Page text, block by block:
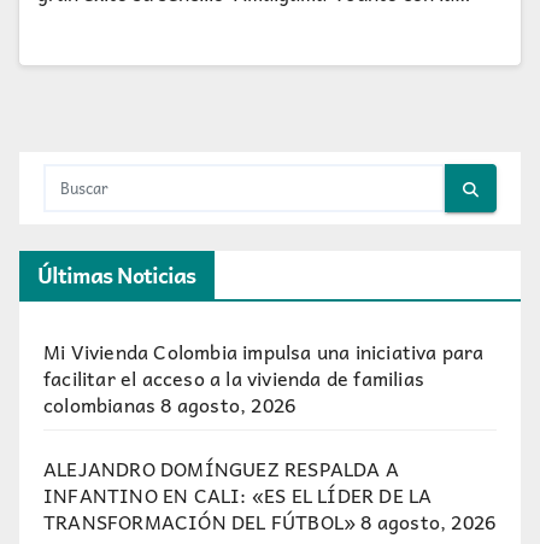
Últimas Noticias
Mi Vivienda Colombia impulsa una iniciativa para
facilitar el acceso a la vivienda de familias
colombianas 8 agosto, 2026
ALEJANDRO DOMÍNGUEZ RESPALDA A
INFANTINO EN CALI: «ES EL LÍDER DE LA
TRANSFORMACIÓN DEL FÚTBOL»8 agosto, 2026